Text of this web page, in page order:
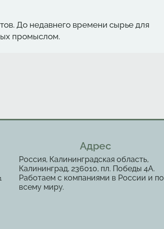
До недавнего времени сырье для
промыслом.
Адрес
Россия, Калининградская область,
Калининград, 236010, пл. Победы 4А.
Работаем с компаниями в России и по
всему миру.